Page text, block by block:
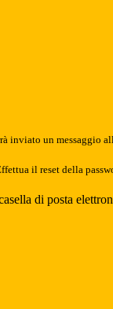
inviato un messaggio
il reset della
di posta